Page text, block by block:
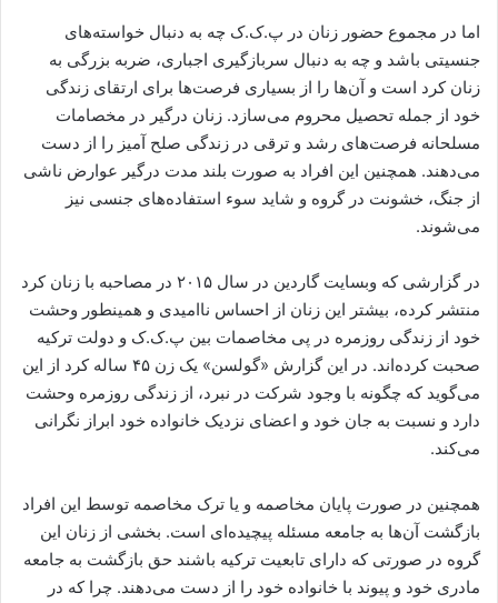
اما در مجموع حضور زنان در پ.ک.ک چه به دنبال خواسته‌های
جنسیتی باشد و چه به دنبال سربازگیری اجباری، ضربه بزرگی به
زنان کرد است و آن‌ها را از بسیاری فرصت‌ها برای ارتقای زندگی
خود از جمله تحصیل محروم می‌سازد. زنان درگیر در مخصامات
مسلحانه فرصت‌های رشد و ترقی در زندگی صلح آمیز را از دست
می‌دهند. همچنین این افراد به صورت بلند مدت درگیر عوارض ناشی
از جنگ، خشونت در گروه و شاید سوء استفاده‌های جنسی نیز
می‌شوند.
در گزارشی که وبسایت گاردین در سال ۲۰۱۵ در مصاحبه با زنان کرد
منتشر کرده، بیشتر این زنان از احساس ناامیدی و همینطور وحشت
خود از زندگی روزمره در پی مخاصمات بین پ.ک.ک و دولت ترکیه
صحبت کرده‌اند. در این گزارش «گولسن» یک زن ۴۵ ساله کرد از این
می‌گوید که چگونه با وجود شرکت در نبرد، از زندگی روزمره وحشت
دارد و نسبت به جان خود و اعضای نزدیک خانواده خود ابراز نگرانی
می‌کند.
همچنین در صورت پایان مخاصمه و یا ترک مخاصمه توسط این افراد
بازگشت آن‌ها به جامعه مسئله پیچیده‌ای است. بخشی از زنان این
گروه در صورتی که دارای تابعیت ترکیه باشند حق بازگشت به جامعه
مادری خود و پیوند با خانواده خود را از دست می‌دهند. چرا که در